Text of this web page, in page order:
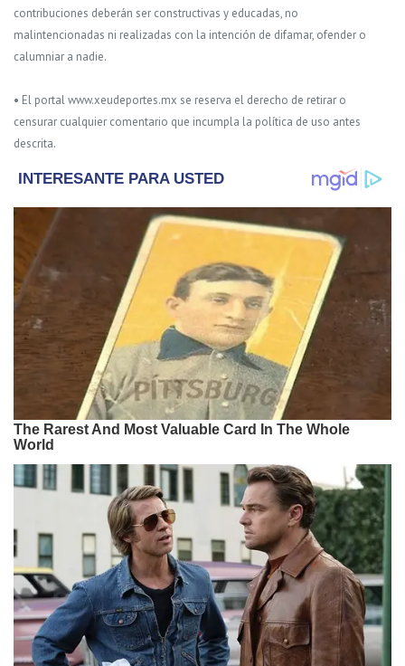
contribuciones deberán ser constructivas y educadas, no
malintencionadas ni realizadas con la intención de difamar, ofender o
calumniar a nadie.
• El portal www.xeudeportes.mx se reserva el derecho de retirar o
censurar cualquier comentario que incumpla la política de uso antes
descrita.